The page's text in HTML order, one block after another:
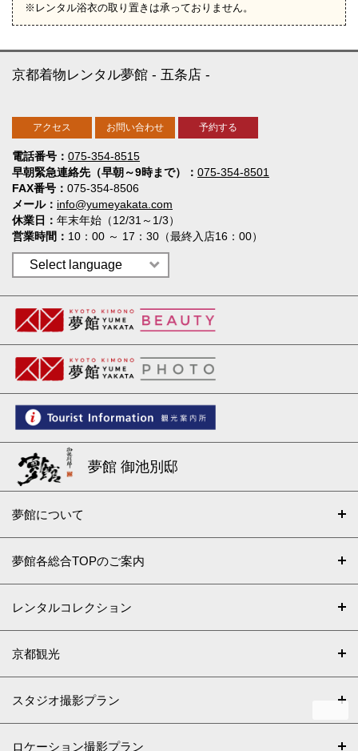
※レンタル浴衣の取り置きは承っておりません。
電話番号
075-354-8515
早朝緊急連絡先（早朝～9時まで）
075-354-8501
FAX番号
075-354-8506
メール
info@yumeyakata.com
休業日
年末年始（12/31～1/3）
営業時間
10：00 ～ 17：30（最終入店16：00）
京都着物レンタル夢館 五条店
アクセス お問い合わせ 予約する
夢館 御池別邸
夢館について
夢館各総合TOPのご案内
レンタルコレクション
京都観光
スタジオ撮影プラン
ロケーション撮影プラン